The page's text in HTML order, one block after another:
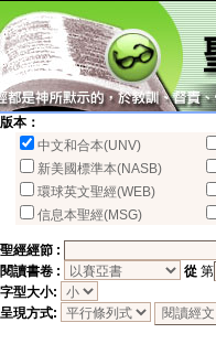
本：
中文和合本(UNV)
新美國標準本(NASB)
環球英文聖經(WEB)
信息本聖經(MSG)
經經節 :
讀書卷 :
從 第
型大小:
現方式: